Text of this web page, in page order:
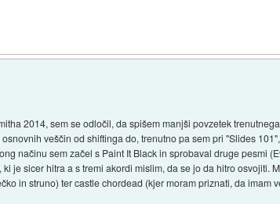
2014, sem se odločil, da spišem manjši povzetek
veščin od shiftinga do, trenutno pa sem pri "Slides
načinu sem začel s Paint It Black in sprobaval druge pesmi
je sicer hitra a s tremi akordi mislim, da se jo da hitro osvojiti.
in struno) ter castle chordead (kjer moram priznati, da imam